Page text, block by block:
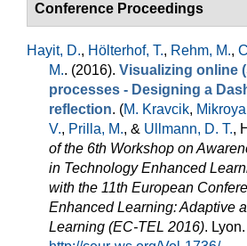
Conference Proceedings
Hayit, D., Hölterhof, T., Rehm, M.,
M.. (2016). Visualizing online
processes - Designing a
reflection. (M. Kravcik,
V., Prilla, M., & Ullmann, D. T.,
of the 6th Workshop on
in Technology Enhanced
with the 11th European
Enhanced Learning: Adaptive
Learning (EC-TEL 2016).